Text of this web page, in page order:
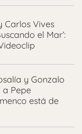
Carlos Vives
el Mar’:
y Gonzalo
a Pepe
está de